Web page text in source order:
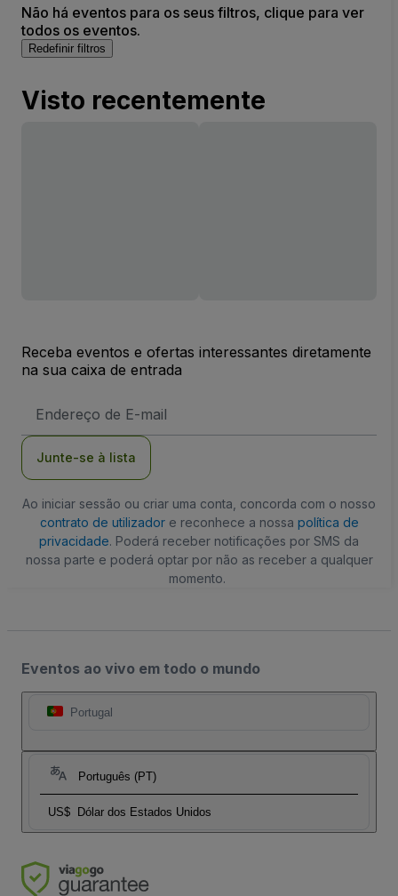
Não há eventos para os seus filtros, clique para ver
todos os eventos.
Redefinir filtros
Visto recentemente
Receba eventos e ofertas interessantes diretamente
na sua caixa de entrada
de
Junte-se à lista
Ao iniciar sessão ou criar uma conta, concorda com o nosso
contrato de utilizadore reconhece a nossa política de
privacidade. Poderá receber notificações por SMS da
nossa parte e poderá optar por não as receber a qualquer
momento.
Eventos ao vivo em todo o mundo
Portugal
Português (PT)
US$ Dólar dos Estados Unidos